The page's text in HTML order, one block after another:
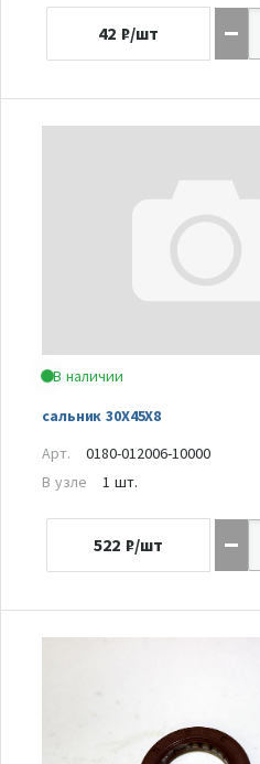
42 ₽/шт
В наличии
сальник 30X45X8
Арт.
0180-012006-10000
В узле
1 шт.
522 ₽/шт